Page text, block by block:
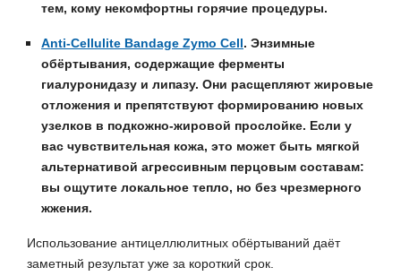
тем, кому некомфортны горячие процедуры.
Anti-Cellulite Bandage Zymo Cell. Энзимные
обёртывания, содержащие ферменты
гиалуронидазу и липазу. Они расщепляют жировые
отложения и препятствуют формированию новых
узелков в подкожно-жировой прослойке. Если у
вас чувствительная кожа, это может быть мягкой
альтернативой агрессивным перцовым составам:
вы ощутите локальное тепло, но без чрезмерного
жжения.
Использование антицеллюлитных обёртываний даёт
заметный результат уже за короткий срок.